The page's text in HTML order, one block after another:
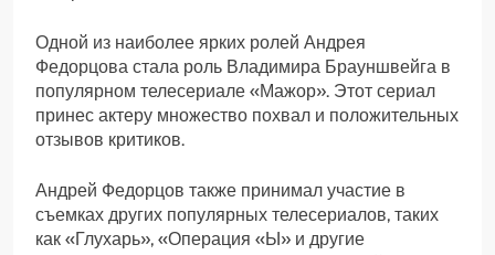
Одной из наиболее ярких ролей Андрея
Федорцова стала роль Владимира Брауншвейга в
популярном телесериале «Мажор». Этот сериал
принес актеру множество похвал и положительных
отзывов критиков.
Андрей Федорцов также принимал участие в
съемках других популярных телесериалов, таких
как «Глухарь», «Операция «Ы» и другие